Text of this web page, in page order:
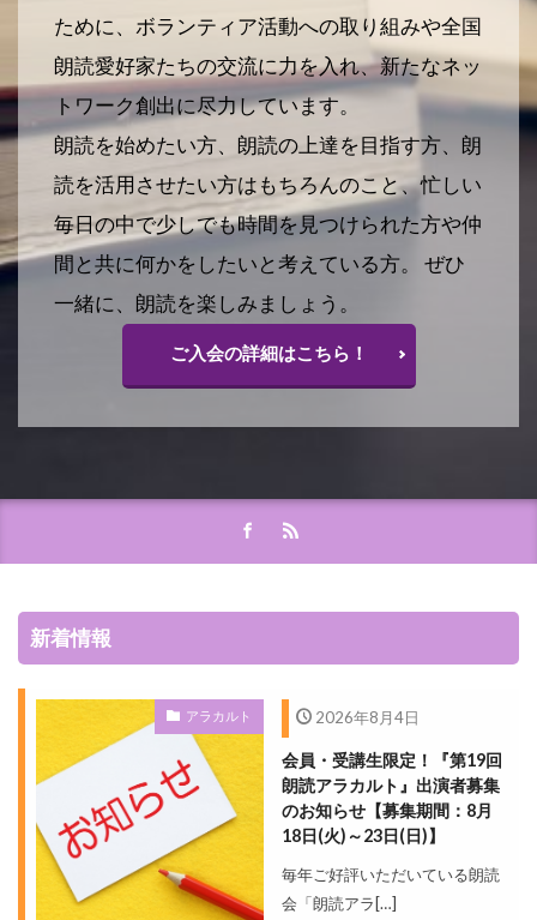
ために、ボランティア活動への取り組みや全国
朗読愛好家たちの交流に力を入れ、新たなネッ
トワーク創出に尽力しています。
朗読を始めたい方、朗読の上達を目指す方、朗
読を活用させたい方はもちろんのこと、忙しい
毎日の中で少しでも時間を見つけられた方や仲
間と共に何かをしたいと考えている方。 ぜひ
一緒に、朗読を楽しみましょう。
ご入会の詳細はこちら！
新着情報
アラカルト 2026年8月4日
会員・受講生限定！『第19回
朗読アラカルト』出演者募集
のお知らせ【募集期間：8月
18日(火)～23日(日)】
毎年ご好評いただいている朗読
会「朗読アラ[…]